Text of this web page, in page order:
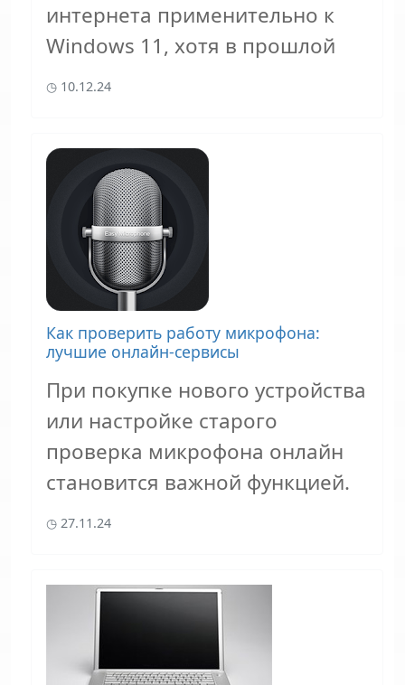
интернета применительно к
Windows 11, хотя в прошлой
10.12.24
Как проверить работу микрофона:
лучшие онлайн-сервисы
При покупке нового устройства
или настройке старого
проверка микрофона онлайн
становится важной функцией.
27.11.24